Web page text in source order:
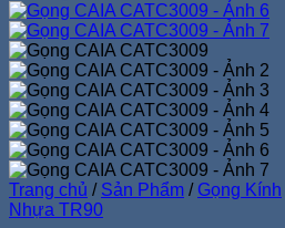
Trang chủ / Sản Phẩm / Gọng Kính
Nhựa TR90